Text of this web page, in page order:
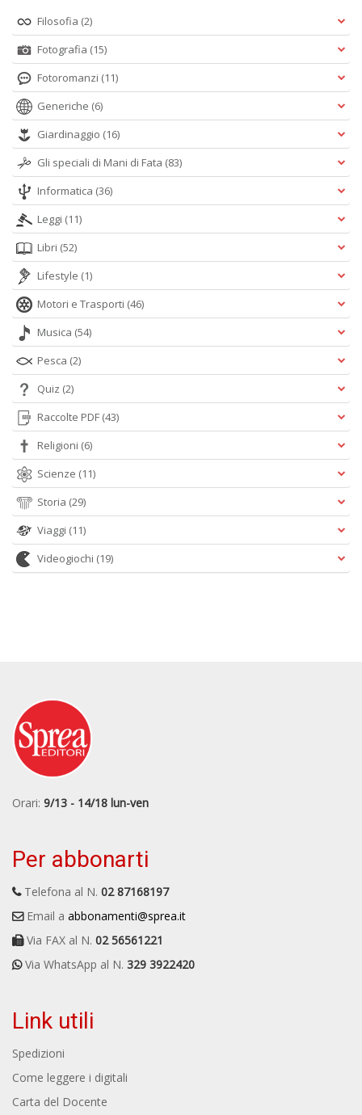
Filosofia (2)
Fotografia (15)
Fotoromanzi (11)
Generiche (6)
Giardinaggio (16)
Gli speciali di Mani di Fata (83)
Informatica (36)
Leggi (11)
Libri (52)
Lifestyle (1)
Motori e Trasporti (46)
Musica (54)
Pesca (2)
Quiz (2)
Raccolte PDF (43)
Religioni (6)
Scienze (11)
Storia (29)
Viaggi (11)
Videogiochi (19)
Orari: 9/13 - 14/18 lun-ven
Per abbonarti
Telefona al N. 02 87168197
Email a abbonamenti@sprea.it
Via FAX al N. 02 56561221
Via WhatsApp al N. 329 3922420
Link utili
Spedizioni
Come leggere i digitali
Carta del Docente